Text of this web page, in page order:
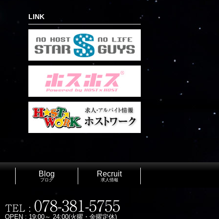
LINK
Blog
ブログ
Recruit
求人情報
OPEN : 19:00～ 24:00(火曜・金曜定休)